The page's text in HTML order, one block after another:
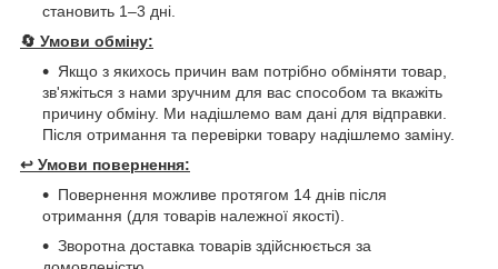
становить 1–3 дні.
🔄 Умови обміну:
Якщо з якихось причин вам потрібно обміняти товар,
зв'яжіться з нами зручним для вас способом та вкажіть
причину обміну. Ми надішлемо вам дані для відправки.
Після отримання та перевірки товару надішлемо заміну.
↩️ Умови повернення:
Повернення можливе протягом 14 днів після
отримання (для товарів належної якості).
Зворотна доставка товарів здійснюється за